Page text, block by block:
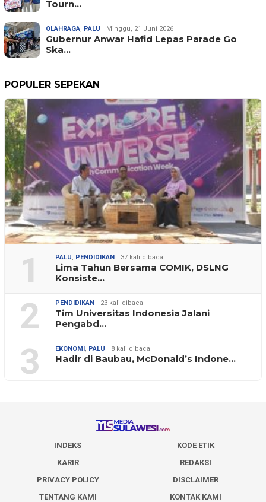
Tourn…
OLAHRAGA, PALU Minggu, 21 Juni 2026
Gubernur Anwar Hafid Lepas Parade Go
Ska…
POPULER SEPEKAN
1 PALU, PENDIDIKAN 37 kali dibaca
Lima Tahun Bersama COMIK, DSLNG
Konsiste…
2 PENDIDIKAN 23 kali dibaca
Tim Universitas Indonesia Jalani
Pengabd…
3 EKONOMI, PALU 8 kali dibaca
Hadir di Baubau, McDonald’s Indone…
INDEKS
KODE ETIK
KARIR
REDAKSI
PRIVACY POLICY
DISCLAIMER
TENTANG KAMI
KONTAK KAMI